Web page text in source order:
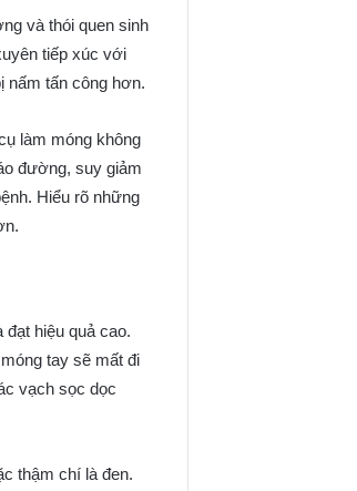
và thói quen sinh
tiếp xúc với
nấm tấn công hơn.
làm móng không
đường, suy giảm
Hiểu rõ những
đạt hiệu quả cao.
tay sẽ mất đi
vạch sọc dọc
thậm chí là đen.